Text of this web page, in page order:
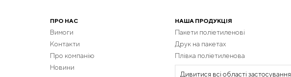
ПРО НАС
Вимоги
Контакти
Про компанію
Новини
НАША ПРОДУКЦІЯ
Пакети поліетиленові
Друк на пакетах
Плівка поліетиленова
Дивитися всі області застосування